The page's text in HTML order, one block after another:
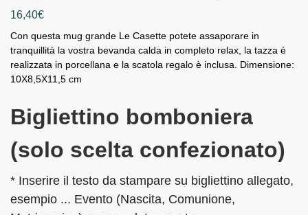
16,40€
Con questa mug grande Le Casette potete assaporare in
tranquillità la vostra bevanda calda in completo relax, la tazza è
realizzata in porcellana e la scatola regalo è inclusa. Dimensione:
10X8,5X11,5 cm
Bigliettino bomboniera
(solo scelta confezionato)
* Inserire il testo da stampare su bigliettino allegato,
esempio ... Evento (Nascita, Comunione,